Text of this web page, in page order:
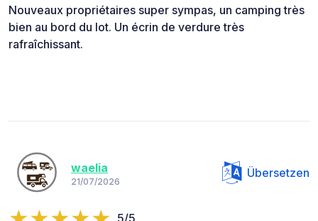
Nouveaux propriétaires super sympas, un camping très
bien au bord du lot. Un écrin de verdure très
rafraîchissant.
waelia
21/07/2026
Übersetzen